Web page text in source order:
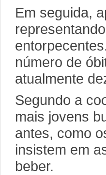
Em seguida,
número de
atualmente
Segundo a
mais jovens
antes, como
insistem em
beber.